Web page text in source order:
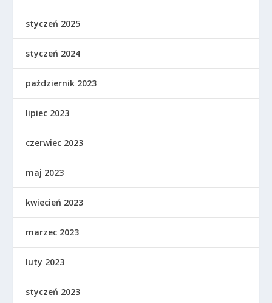
styczeń 2025
styczeń 2024
październik 2023
lipiec 2023
czerwiec 2023
maj 2023
kwiecień 2023
marzec 2023
luty 2023
styczeń 2023